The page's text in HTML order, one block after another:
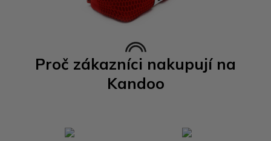
Proč zákazníci nakupují na
Kandoo